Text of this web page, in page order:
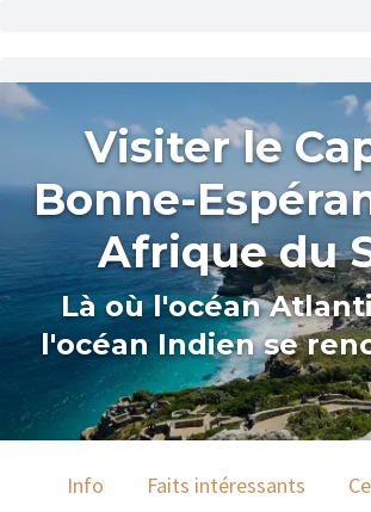
Visiter le
Bonne-
Afrique du
Là où l'océan
l'océan Indien se
Info Faits intéressants